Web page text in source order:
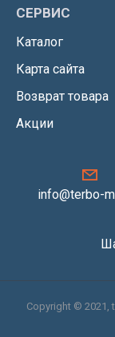
СЕРВИС
Каталог
Карта сайта
Возврат товара
Акции
info@terbo-
Copyright © 2021,